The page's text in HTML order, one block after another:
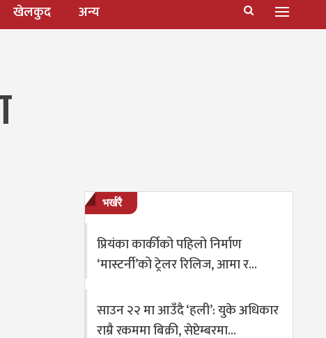
खेलकुद अन्य
भर्खरै
प्रियंका कार्कीको पहिलो निर्माण
‘मास्टर्नी’को ट्रेलर रिलिज, आमा र…
साउन २२ मा आउँदै ‘हली’: युके अधिकार
राम्रै रकममा बिक्री, सेप्टेम्बरमा…